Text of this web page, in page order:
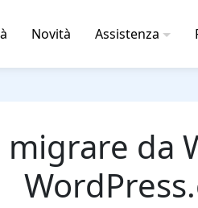
Novità Assistenza
migrare da